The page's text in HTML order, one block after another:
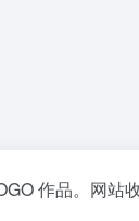
作品。网